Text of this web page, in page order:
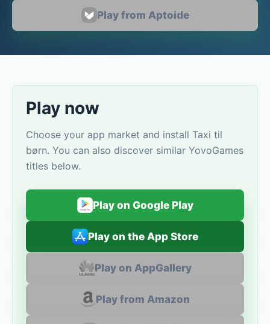
Play from Aptoide
Play now
Choose your app market and install Taxi til
børn. You can also discover similar YovoGames
titles below.
Play on Google Play
Play on the App Store
Play on AppGallery
Play from Amazon